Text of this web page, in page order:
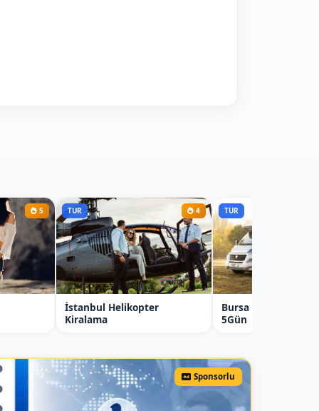
5 TUR 4
İstanbul Helikopter
Kiralama
TUR
Bursa Karavan
5Gün
Sponsorlu